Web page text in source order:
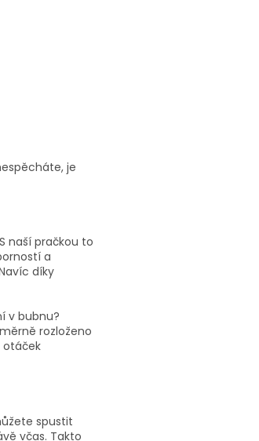
je
naší pračkou to
a
díky
v bubnu?
rozloženo
otáček
spustit
včas. Takto